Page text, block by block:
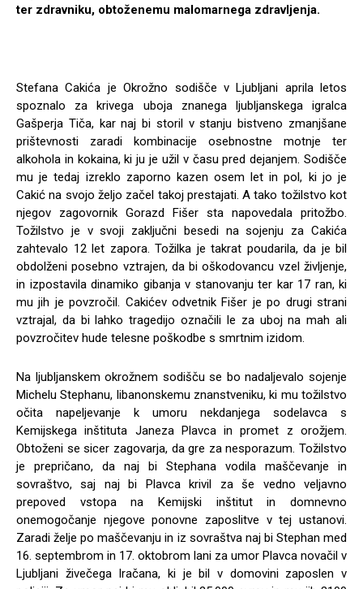
ter zdravniku, obtoženemu malomarnega zdravljenja.
Stefana Cakića je Okrožno sodišče v Ljubljani aprila letos
spoznalo za krivega uboja znanega ljubljanskega igralca
Gašperja Tiča, kar naj bi storil v stanju bistveno zmanjšane
prištevnosti zaradi kombinacije osebnostne motnje ter
alkohola in kokaina, ki ju je užil v času pred dejanjem. Sodišče
mu je tedaj izreklo zaporno kazen osem let in pol, ki jo je
Cakić na svojo željo začel takoj prestajati. A tako tožilstvo kot
njegov zagovornik Gorazd Fišer sta napovedala pritožbo.
Tožilstvo je v svoji zaključni besedi na sojenju za Cakića
zahtevalo 12 let zapora. Tožilka je takrat poudarila, da je bil
obdolženi posebno vztrajen, da bi oškodovancu vzel življenje,
in izpostavila dinamiko gibanja v stanovanju ter kar 17 ran, ki
mu jih je povzročil. Cakićev odvetnik Fišer je po drugi strani
vztrajal, da bi lahko tragedijo označili le za uboj na mah ali
povzročitev hude telesne poškodbe s smrtnim izidom.
Na ljubljanskem okrožnem sodišču se bo nadaljevalo sojenje
Michelu Stephanu, libanonskemu znanstveniku, ki mu tožilstvo
očita napeljevanje k umoru nekdanjega sodelavca s
Kemijskega inštituta Janeza Plavca in promet z orožjem.
Obtoženi se sicer zagovarja, da gre za nesporazum. Tožilstvo
je prepričano, da naj bi Stephana vodila maščevanje in
sovraštvo, saj naj bi Plavca krivil za še vedno veljavno
prepoved vstopa na Kemijski inštitut in domnevno
onemogočanje njegove ponovne zaposlitve v tej ustanovi.
Zaradi želje po maščevanju in iz sovraštva naj bi Stephan med
16. septembrom in 17. oktobrom lani za umor Plavca novačil v
Ljubljani živečega Iračana, ki je bil v domovini zaposlen v